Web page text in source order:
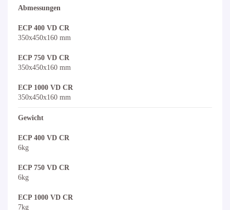
Abmessungen
ECP 400 VD CR
350x450x160 mm
ECP 750 VD CR
350x450x160 mm
ECP 1000 VD CR
350x450x160 mm
Gewicht
ECP 400 VD CR
6kg
ECP 750 VD CR
6kg
ECP 1000 VD CR
7kg